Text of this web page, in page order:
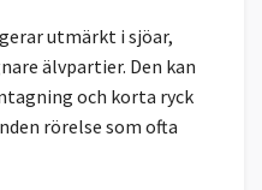
utmärkt i sjöar,
älvpartier. Den kan
och korta ryck
rörelse som ofta